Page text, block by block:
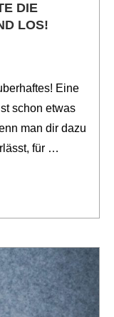
DIE
LOS!
Eine
schon etwas
man dir dazu
für …